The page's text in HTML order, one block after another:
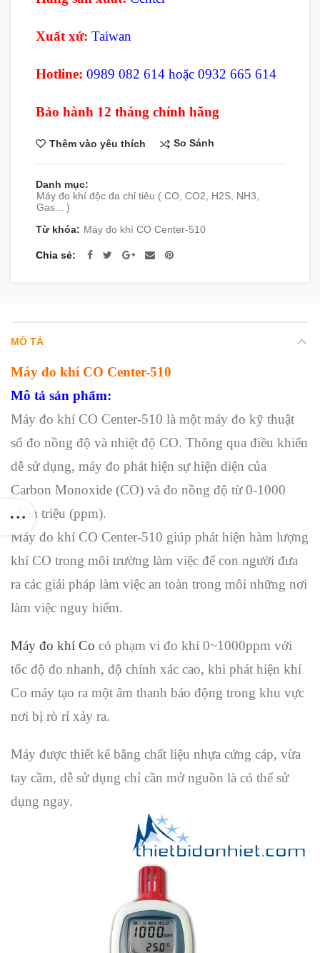
Xuất xứ: Taiwan
Hotline: 0989 082 614 hoặc 0932 665 614
Bảo hành 12 tháng chính hãng
Thêm vào yêu thích So Sánh
Danh mục:
Máy đo khí độc đa chỉ tiêu ( CO, CO2, H2S, NH3,
Gas... )
Từ khóa: Máy đo khí CO Center-510
Chia sẻ
MÔ TẢ
Máy đo khí CO Center-510
Mô tả sản phẩm:
Máy đo khí CO Center-510 là một máy đo kỹ thuật
số đo nồng độ và nhiệt độ CO. Thông qua điều khiển
dễ sử dụng, máy đo phát hiện sự hiện diện của
Carbon Monoxide (CO) và đo nồng độ từ 0-1000
phần triệu (ppm).
Máy đo khí CO Center-510 giúp phát hiện hàm lượng
khí CO trong môi trường làm việc để con người đưa
ra các giải pháp làm việc an toàn trong môi những nơi
làm việc nguy hiểm.
Máy đo khí Co có phạm vi đo khí 0~1000ppm với
tốc độ đo nhanh, độ chính xác cao, khi phát hiện khí
Co máy tạo ra một âm thanh báo động trong khu vực
nơi bị rò rỉ xảy ra.
Máy được thiết kế bằng chất liệu nhựa cứng cáp, vừa
tay cầm, dễ sử dụng chỉ cần mở nguồn là có thể sử
dụng ngay.